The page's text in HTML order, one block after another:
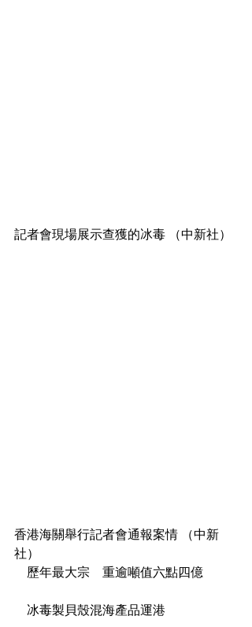
記者會現場展示查獲的冰毒 （中新社）
香港海關舉行記者會通報案情 （中新
社）
    歷年最大宗    重逾噸值六點四億
    冰毒製貝殼混海產品運港